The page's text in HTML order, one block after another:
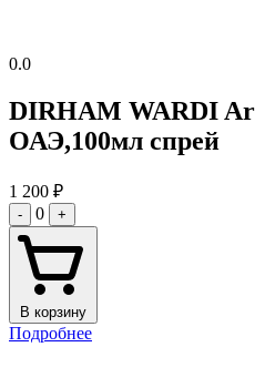
0.0
DIRHAM WARDI
ОАЭ,100мл спрей
1 200 ₽
- 0 +
В корзину
Подробнее